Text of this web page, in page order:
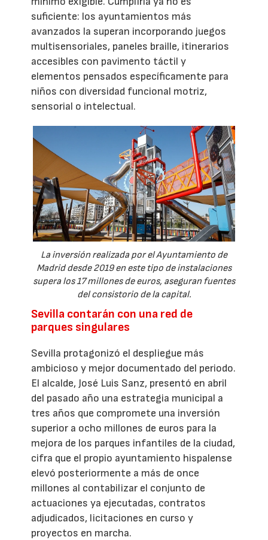
suficiente: los ayuntamientos más
avanzados la superan incorporando juegos
multisensoriales, paneles braille, itinerarios
accesibles con pavimento táctil y
elementos pensados específicamente para
niños con diversidad funcional motriz,
sensorial o intelectual.
La inversión realizada por el Ayuntamiento de
Madrid desde 2019 en este tipo de instalaciones
supera los 17 millones de euros, aseguran fuentes
del consistorio de la capital.
Sevilla contarán con una red de
parques singulares
Sevilla protagonizó el despliegue más
ambicioso y mejor documentado del periodo.
El alcalde, José Luis Sanz, presentó en abril
del pasado año una estrategia municipal a
tres años que compromete una inversión
superior a ocho millones de euros para la
mejora de los parques infantiles de la ciudad,
cifra que el propio ayuntamiento hispalense
elevó posteriormente a más de once
millones al contabilizar el conjunto de
actuaciones ya ejecutadas, contratos
adjudicados, licitaciones en curso y
proyectos en marcha.